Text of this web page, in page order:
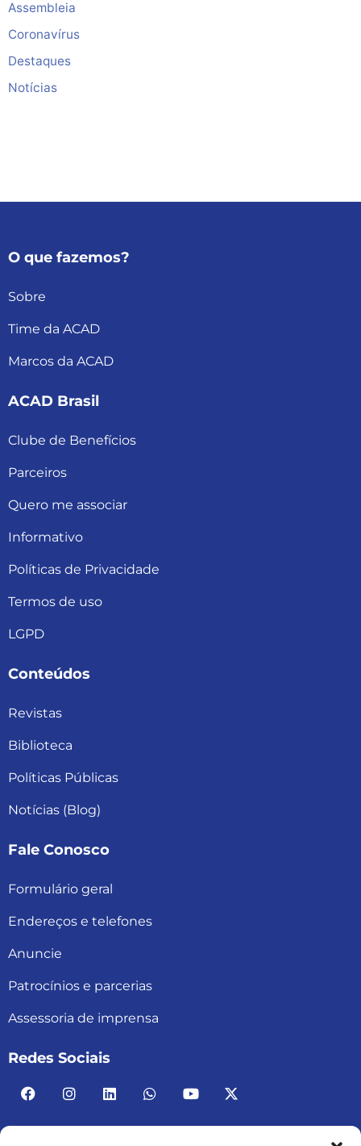
Assembleia
Coronavírus
Destaques
Notícias
O que fazemos?
Sobre
Time da ACAD
Marcos da ACAD
ACAD Brasil
Clube de Benefícios
Parceiros
Quero me associar
Informativo
Políticas de Privacidade
Termos de uso
LGPD
Conteúdos
Revistas
Biblioteca
Políticas Públicas
Notícias (Blog)
Fale Conosco
Formulário geral
Endereços e telefones
Anuncie
Patrocínios e parcerias
Assessoria de imprensa
Redes Sociais